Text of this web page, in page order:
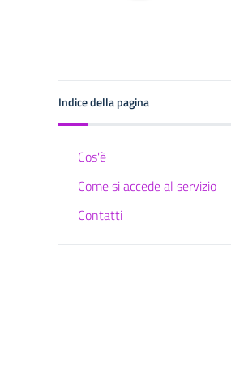
Indice della pagina
Cos'è
Come si accede al servizio
Contatti